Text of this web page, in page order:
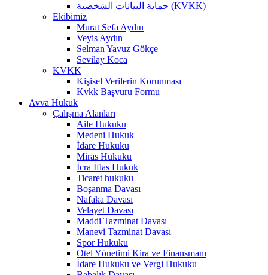
حماية البيانات الشخصية (KVKK)
Ekibimiz
Murat Sefa Aydın
Veyis Aydın
Selman Yavuz Gökçe
Sevilay Koca
KVKK
Kişisel Verilerin Korunması
Kvkk Başvuru Formu
Avva Hukuk
Çalışma Alanları
Aile Hukuku
Medeni Hukuk
İdare Hukuku
Miras Hukuku
İcra İflas Hukuk
Ticaret hukuku
Boşanma Davası
Nafaka Davası
Velayet Davası
Maddi Tazminat Davası
Manevi Tazminat Davası
Spor Hukuku
Otel Yönetimi Kira ve Finansmanı
İdare Hukuku ve Vergi Hukuku